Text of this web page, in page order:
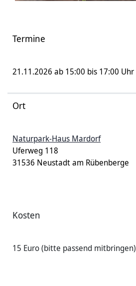
Termine
21.11.2026 ab 15:00 bis 17:00 Uhr
Ort
Naturpark-Haus Mardorf
Uferweg 118
31536 Neustadt am Rübenberge
Kosten
15 Euro (bitte passend mitbringen)